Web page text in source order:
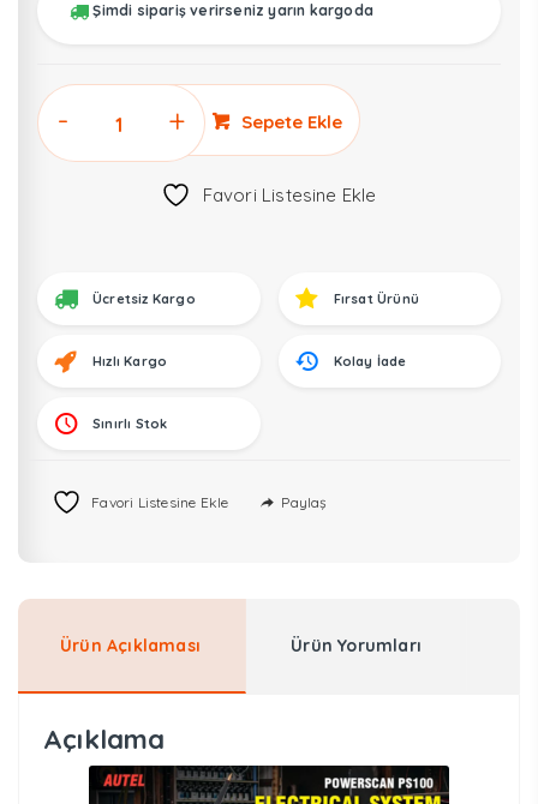
Şimdi sipariş verirseniz yarın kargoda
AUTEL
Kontrol
Cihazı
adet
Sepete Ekle
Favori Listesine Ekle
Ücretsiz Kargo Fırsat Ürünü
Hızlı Kargo Kolay İade
Sınırlı Stok
Favori Listesine Ekle Paylaş
Ürün Açıklaması Ürün Yorumları
Açıklama